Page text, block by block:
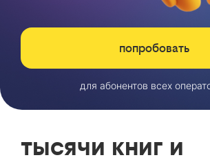
попробовать
для абонентов всех
тысячи книг и